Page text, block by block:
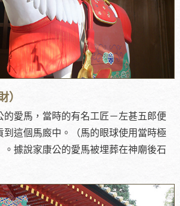
）
的愛馬，當時的有名工匠－左甚五郎便
到這個馬廄中。（馬的眼球使用當時極
。據說家康公的愛馬被埋葬在神廟後石